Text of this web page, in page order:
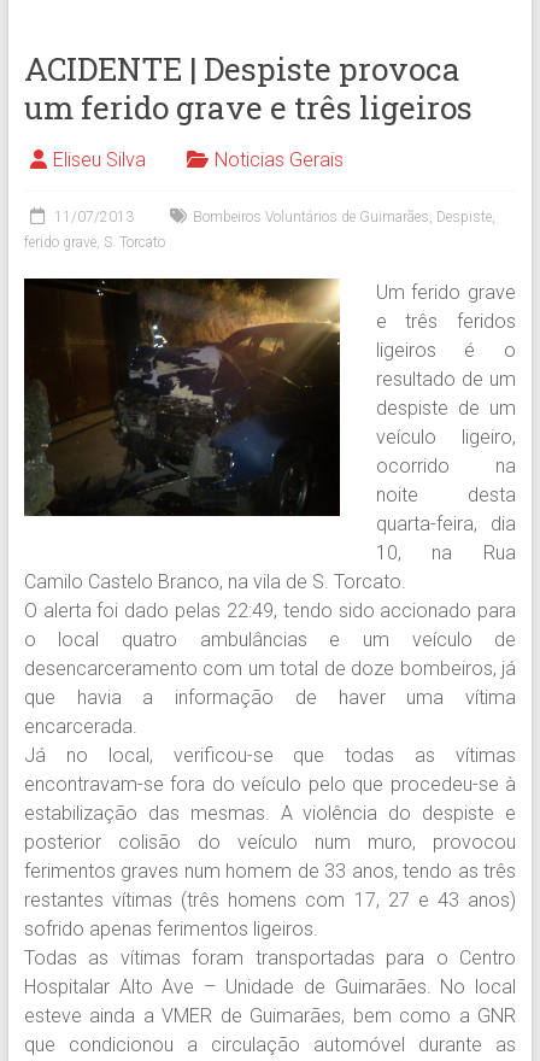
ACIDENTE | Despiste provoca
um ferido grave e três ligeiros
Eliseu Silva Noticias Gerais
11/07/2013 Bombeiros Voluntários de Guimarães, Despiste,
ferido grave, S. Torcato
Um ferido grave
e três feridos
ligeiros é o
resultado de um
despiste de um
veículo ligeiro,
ocorrido na
noite desta
quarta-feira, dia
10, na Rua
Camilo Castelo Branco, na vila de S. Torcato.
O alerta foi dado pelas 22:49, tendo sido accionado para
o local quatro ambulâncias e um veículo de
desencarceramento com um total de doze bombeiros, já
que havia a informação de haver uma vítima
encarcerada.
Já no local, verificou-se que todas as vítimas
encontravam-se fora do veículo pelo que procedeu-se à
estabilização das mesmas. A violência do despiste e
posterior colisão do veículo num muro, provocou
ferimentos graves num homem de 33 anos, tendo as três
restantes vítimas (três homens com 17, 27 e 43 anos)
sofrido apenas ferimentos ligeiros.
Todas as vítimas foram transportadas para o Centro
Hospitalar Alto Ave – Unidade de Guimarães. No local
esteve ainda aVMER de Guimarães, bem como a GNR
que condicionou a circulação automóvel durante as